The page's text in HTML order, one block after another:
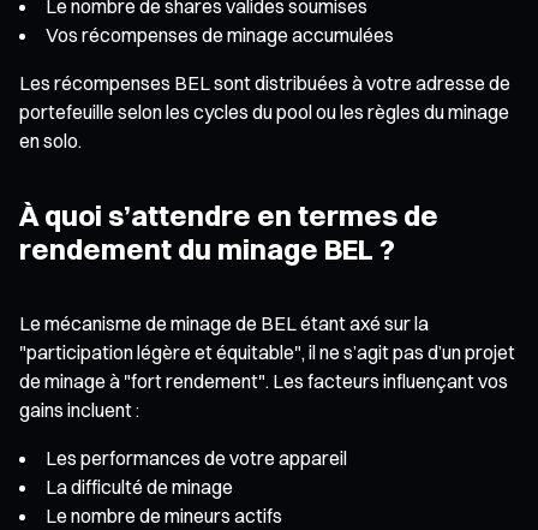
Le nombre de shares valides soumises
Vos récompenses de minage accumulées
Les récompenses BEL sont distribuées à votre adresse de
portefeuille selon les cycles du pool ou les règles du minage
en solo.
À quoi s’attendre en termes de
rendement du minage BEL ?
Le mécanisme de minage de BEL étant axé sur la
"participation légère et équitable", il ne s’agit pas d’un projet
de minage à "fort rendement". Les facteurs influençant vos
gains incluent :
Les performances de votre appareil
La difficulté de minage
Le nombre de mineurs actifs